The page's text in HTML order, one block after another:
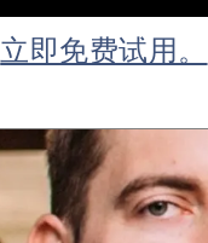
立即免费试用。